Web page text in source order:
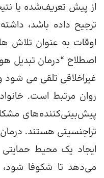
از پیش تعریف‌شده یا
اوقات به عنوان تلاش
اصطلاح “درمان تبدیل
غیراخلاقی تلقی می
روان مرتبط است.
پیش‌بینی‌کننده‌های
تراجنسیتی هستند.
ایجاد یک محیط
می‌دهد تا شکوفا